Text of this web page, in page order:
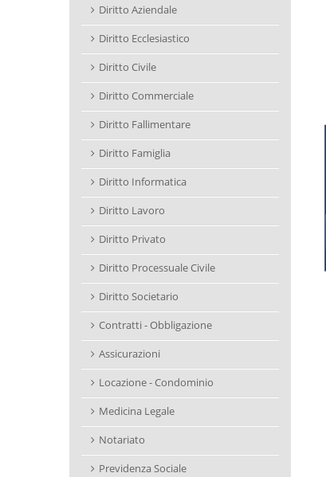
Diritto Aziendale
Diritto Ecclesiastico
Diritto Civile
Diritto Commerciale
Diritto Fallimentare
Diritto Famiglia
Diritto Informatica
Diritto Lavoro
Diritto Privato
Diritto Processuale Civile
Diritto Societario
Contratti - Obbligazione
Assicurazioni
Locazione - Condominio
Medicina Legale
Notariato
Previdenza Sociale